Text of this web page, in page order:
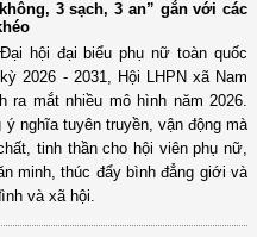
3 sạch, 3 an” gắn với các
hội đại biểu phụ nữ toàn quốc
2026 - 2031, Hội LHPN xã Nam
mắt nhiều mô hình năm 2026.
nghĩa tuyên truyền, vận động mà
tinh thần cho hội viên phụ nữ,
minh, thúc đẩy bình đẳng giới và
và xã hội.